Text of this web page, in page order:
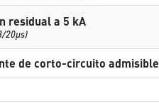
residual a 5 kA
20µs)
de corto-circuito admisible